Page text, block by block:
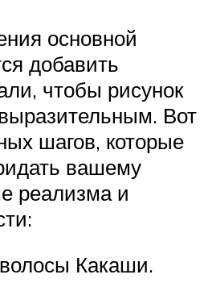
основной
добавить
чтобы рисунок
Вот
шагов, которые
вашему
реализма и
Какаши.